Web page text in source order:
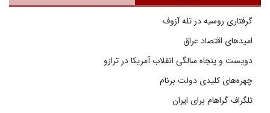
گرفتاری روسیه در تله آزوف
امیدهای اقتصاد عراق
دویست و پنجاه سالگی انقلاب آمریکا در ترازو
چهره‌های کلیدی دولت برنام
تلگراف گراهام برای ایران